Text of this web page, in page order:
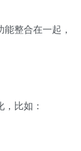
整合在一起，
比如：